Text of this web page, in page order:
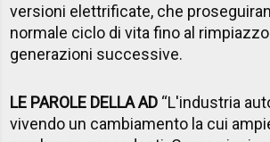
versioni elettrificate, che
normale ciclo di vita fino al
generazioni successive.
LE PAROLE DELLA AD “L'industria
vivendo un cambiamento la cui